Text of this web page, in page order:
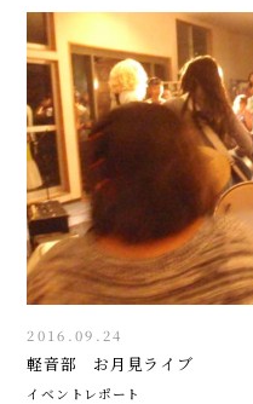
2016.09.24
軽音部 お月見ライブ
イベントレポート